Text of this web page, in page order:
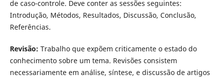
de caso-controle. Deve conter as sessões seguintes:
Introdução, Métodos, Resultados, Discussão, Conclusão,
Referências.
Revisão: Trabalho que expõem criticamente o estado do
conhecimento sobre um tema. Revisões consistem
necessariamente em análise, sí­ntese, e discussão de artigos